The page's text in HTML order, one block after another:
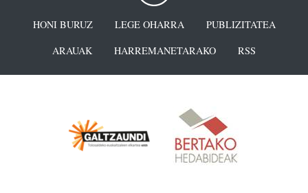
HONI BURUZ LEGE OHARRA
PUBLIZITATEA
ARAUAK
HARREMANETARAKO RSS